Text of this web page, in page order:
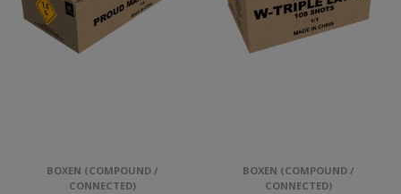
BOXEN (COMPOUND /
CONNECTED)
BOXEN (COMPOUND /
CONNECTED)